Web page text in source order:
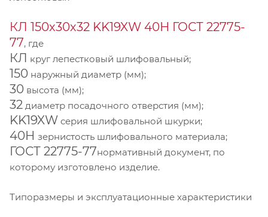
КЛ 150х30х32 KK19XW 40Н ГОСТ 22775-
77, где
КЛ круг лепестковый шлифовальный;
150 наружный диаметр (мм);
30 высота (мм);
32 диаметр посадочного отверстия (мм);
KK19XW серия шлифовальной шкурки;
40Н зернистость шлифовального материала;
ГОСТ 22775-77нормативный документ, по
которому изготовлено изделие.
Типоразмеры и эксплуатационные характеристики